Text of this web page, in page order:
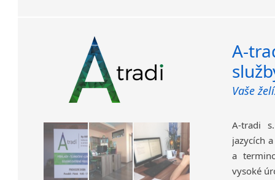
Kladno
Krucemburk
Lanžhot
Nový Bor
Nový Jičín
Opava
Protivanov
Roudnice nad Labem
Slavonice
A-
Vaše
A-tradi
jazycích
a
vysoké